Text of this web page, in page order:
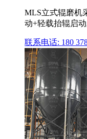
MLS立式辊磨机
动+轻载抬辊启
联系电话: 180